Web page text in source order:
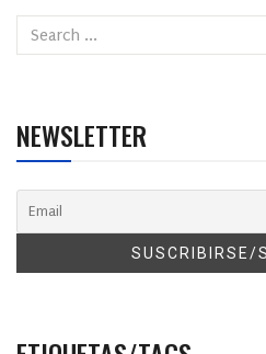
NEWSLETTER